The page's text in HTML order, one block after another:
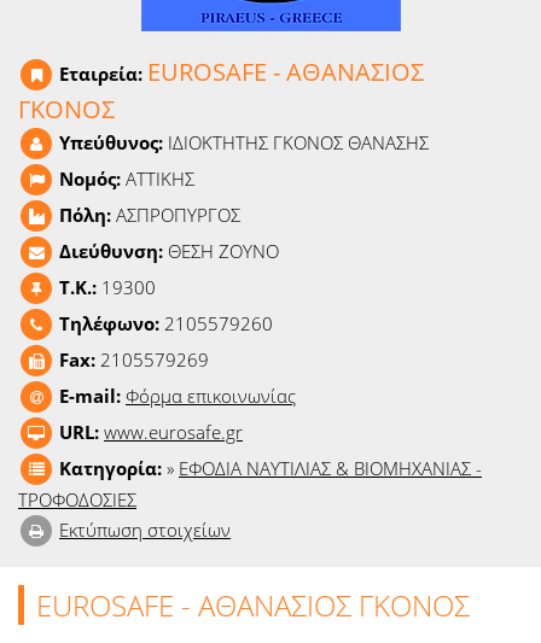
Ραδιόφωνο
Ταινίες
Εταιρεία: EUROSAFE - ΑΘΑΝΑΣΙΟΣ
ΓΚΟΝΟΣ
Υπεύθυνος: ΙΔΙΟΚΤΗΤΗΣ ΓΚΟΝΟΣ ΘΑΝΑΣΗΣ
Νομός: ΑΤΤΙΚΗΣ
Πόλη: ΑΣΠΡΟΠΥΡΓΟΣ
Διεύθυνση: ΘΕΣΗ ΖΟΥΝΟ
T.K.: 19300
Τηλέφωνο: 2105579260
Fax: 2105579269
E-mail: Φόρμα επικοινωνίας
URL: www.eurosafe.gr
Κατηγορία: » ΕΦΟΔΙΑ ΝΑΥΤΙΛΙΑΣ & ΒΙΟΜΗΧΑΝΙΑΣ -
ΤΡΟΦΟΔΟΣΙΕΣ
Εκτύπωση στοιχείων
EUROSAFE - ΑΘΑΝΑΣΙΟΣ ΓΚΟΝΟΣ